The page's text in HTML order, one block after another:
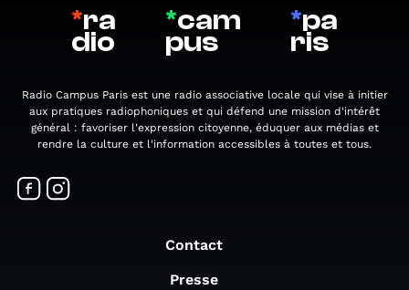
*ra
dio
*cam
pus
*pa
ris
Radio Campus Paris est une radio associative locale qui vise à initier
aux pratiques radiophoniques et qui défend une mission d'intérêt
général : favoriser l'expression citoyenne, éduquer aux médias et
rendre la culture et l'information accessibles à toutes et tous.
Contact
Presse